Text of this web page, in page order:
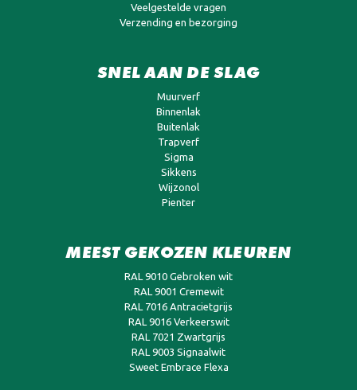
Veelgestelde vragen
Verzending en bezorging
SNEL AAN DE SLAG
Muurverf
Binnenlak
Buitenlak
Trapverf
Sigma
Sikkens
Wijzonol
Pienter
MEEST GEKOZEN KLEUREN
RAL 9010 Gebroken wit
RAL 9001 Cremewit
RAL 7016 Antracietgrijs
RAL 9016 Verkeerswit
RAL 7021 Zwartgrijs
RAL 9003 Signaalwit
Sweet Embrace Flexa